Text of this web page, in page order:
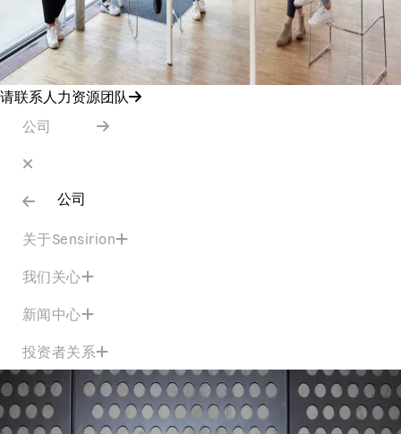
请联系人力资源团队
公司
公司
关于Sensirion
我们关心
新闻中心
投资者关系